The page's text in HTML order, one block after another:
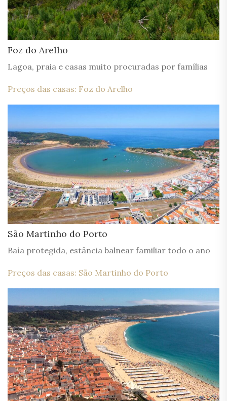
Foz do Arelho
Lagoa, praia e casas muito procuradas por famílias
Preços das casas: Foz do Arelho
São Martinho do Porto
Baía protegida, estância balnear familiar todo o ano
Preços das casas: São Martinho do Porto